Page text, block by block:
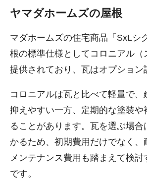
ヤマダホームズの屋根
マダホームズの住宅商品「SxLシ
根の標準仕様としてコロニアル（
提供されており、瓦はオプション
コロニアルは瓦と比べて軽量で、
抑えやすい一方、定期的な塗装や
ることがあります。瓦を選ぶ場合
かるため、初期費用だけでなく、
メンテナンス費用も踏まえて検討
です。